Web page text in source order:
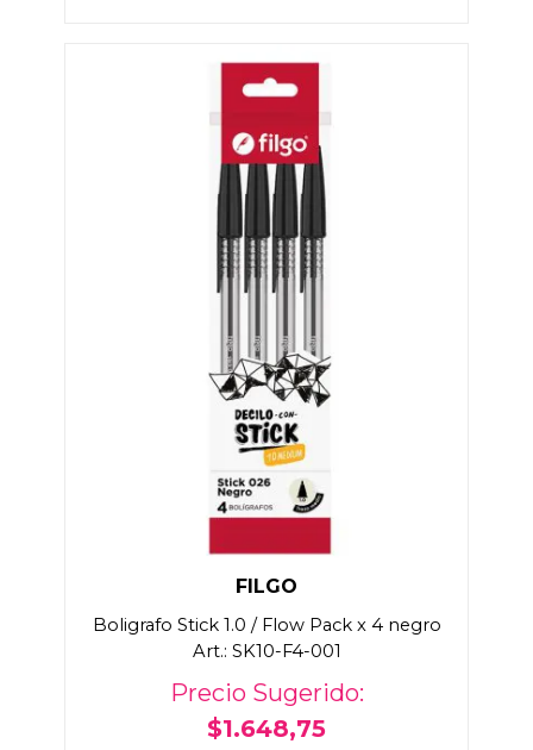
FILGO
Boligrafo Stick 1.0 / Flow Pack x 4 negro
Art.: SK10-F4-001
Precio Sugerido:
$1.648,75